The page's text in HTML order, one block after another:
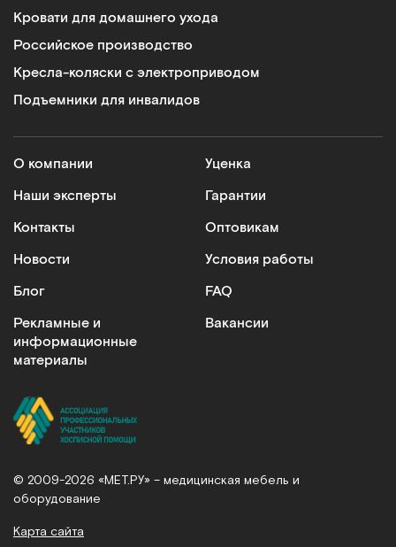
Кровати для домашнего ухода
Российское производство
Кресла-коляски с электроприводом
Подъемники для инвалидов
О компании
Наши эксперты
Контакты
Новости
Блог
Рекламные и
информационные
материалы
Уценка
Гарантии
Оптовикам
Условия работы
FAQ
Вакансии
© 2009-2026 «МЕТ.РУ» – медицинская мебель и
оборудование
Карта сайта